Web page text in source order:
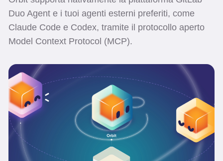
Duo Agent e i tuoi agenti esterni preferiti, come
Claude Code e Codex, tramite il protocollo aperto
Model Context Protocol (MCP).